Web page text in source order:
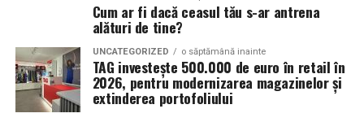
De la Gara Buftea pana la Domeniul Stirbey sunt
aproximativ 30 de minute de mers pe jos. Participantii
trebuie insa sa tina cont ca nu exista trenuri de
intoarcere pe timpul noptii.
reduce amprenta ecologică fără a sacrifica performanța.
Facturi mai mici înseamnă un impact mai redus asupra
mediului și o casă mai inteligentă.
Curățare cu abur care pătrunde mai adânc decât la
suprafață
Cum ar fi dacă ceasul tău s-ar antrena
alături de tine?
UNCATEGORIZED o săptămână inainte
TAG investește 500.000 de euro în retail în
2026, pentru modernizarea magazinelor și
extinderea portofoliului